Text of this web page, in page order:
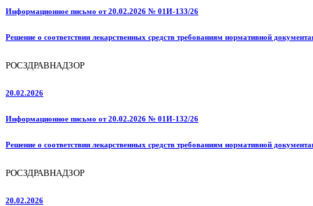
Информационное письмо от 20.02.2026 № 01И-133/26
Решение о соответствии лекарственных средств требованиям нормативной
РОСЗДРАВНАДЗОР
20.02.2026
Информационное письмо от 20.02.2026 № 01И-132/26
Решение о соответствии лекарственных средств требованиям нормативной
РОСЗДРАВНАДЗОР
20.02.2026